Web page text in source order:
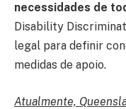
necessidades de
Disability
legal para definir
medidas de apoio.
Atualmente,